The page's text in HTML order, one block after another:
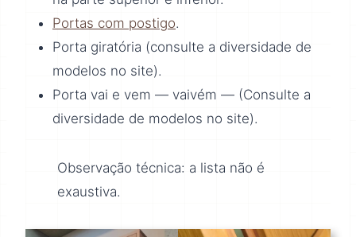
Portas com postigo.
Porta giratória (consulte a diversidade de
modelos no site).
Porta vai e vem — vaivém — (Consulte a
diversidade de modelos no site).
Observação técnica: a lista não é
exaustiva.